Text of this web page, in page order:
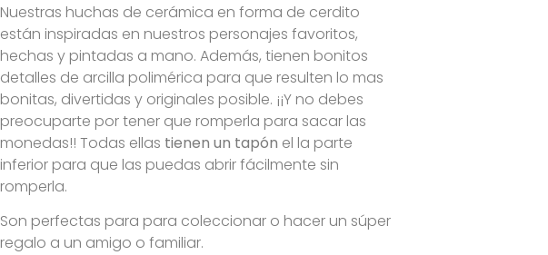
Nuestras huchas de cerámica en forma de cerdito
están inspiradas en nuestros personajes favoritos,
hechas y pintadas a mano. Además, tienen bonitos
detalles de arcilla polimérica para que resulten lo mas
bonitas, divertidas y originales posible. ¡¡Y no debes
preocuparte por tener que romperla para sacar las
monedas!! Todas ellas tienen un tapón el la parte
inferior para que las puedas abrir fácilmente sin
romperla.
Son perfectas para para coleccionar o hacer un súper
regalo a un amigo o familiar.